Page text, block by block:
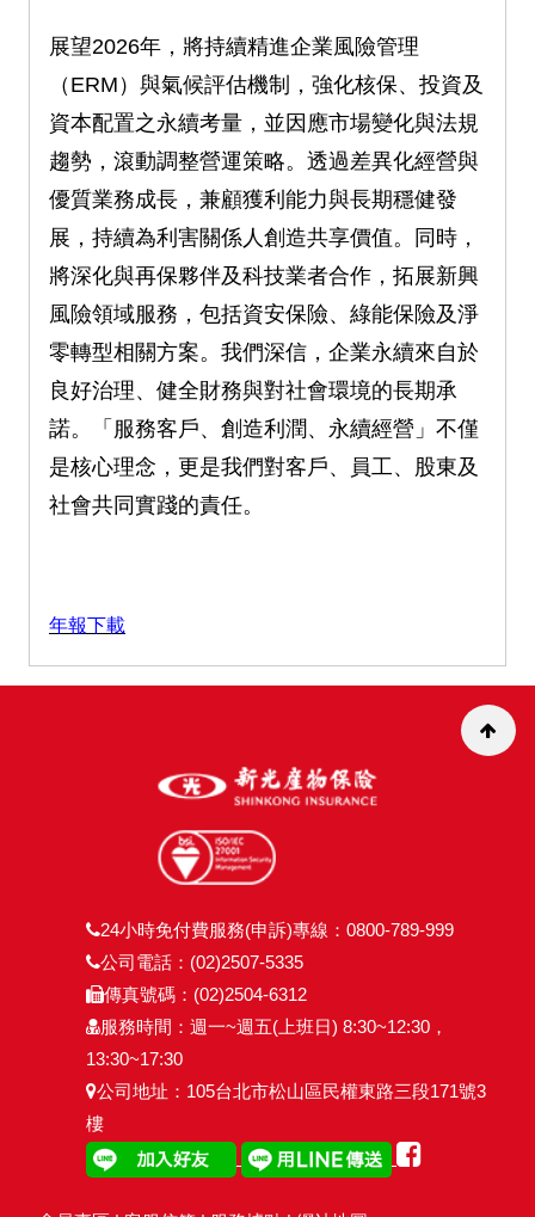
展望2026年，將持續精進企業風險管理
（ERM）與氣候評估機制，強化核保、投資及
資本配置之永續考量，並因應市場變化與法規
趨勢，滾動調整營運策略。透過差異化經營與
優質業務成長，兼顧獲利能力與長期穩健發
展，持續為利害關係人創造共享價值。同時，
將深化與再保夥伴及科技業者合作，拓展新興
風險領域服務，包括資安保險、綠能保險及淨
零轉型相關方案。我們深信，企業永續來自於
良好治理、健全財務與對社會環境的長期承
諾。「服務客戶、創造利潤、永續經營」不僅
是核心理念，更是我們對客戶、員工、股東及
社會共同實踐的責任。
年報下載
24小時免付費服務(申訴)專線：0800-789-999
公司電話：(02)2507-5335
傳真號碼：(02)2504-6312
服務時間：週一~週五(上班日) 8:30~12:30，
13:30~17:30
公司地址：105台北市松山區民權東路三段171號3
樓